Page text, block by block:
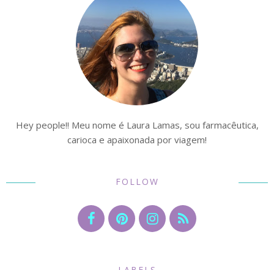
Hey people!! Meu nome é Laura Lamas, sou farmacêutica,
carioca e apaixonada por viagem!
FOLLOW